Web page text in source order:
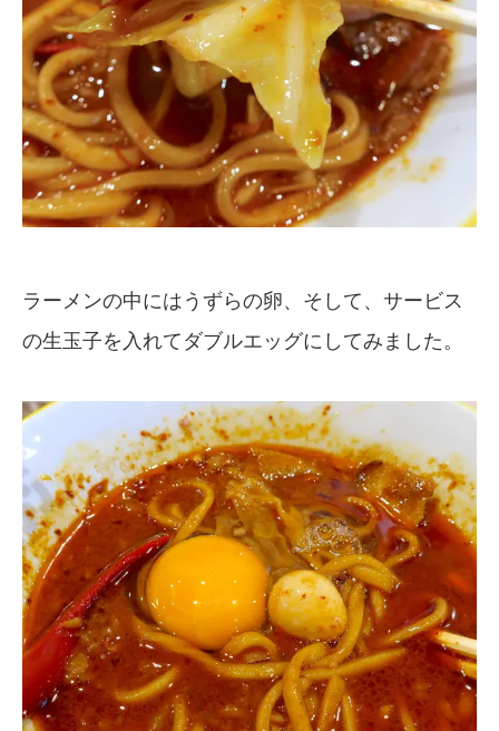
ラーメンの中にはうずらの卵、そして、サービス
の生玉子を入れてダブルエッグにしてみました。